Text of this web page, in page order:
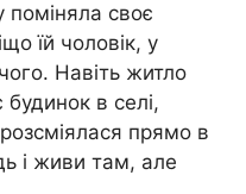
поміняла своє
їй чоловік, у
Навіть житло
в селі,
прямо в
і живи там, але